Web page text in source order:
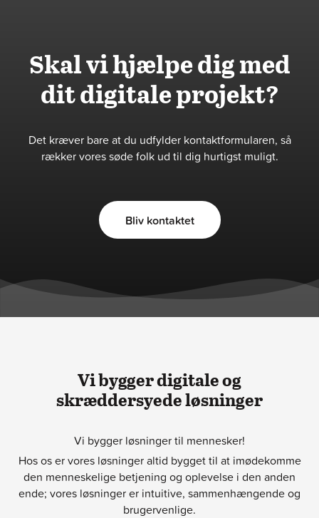
Skal vi hjælpe dig med
dit digitale projekt?
Det kræver bare at du udfylder kontaktformularen, så
rækker vores søde folk ud til dig hurtigst muligt.
Bliv kontaktet
Vi bygger digitale og
skræddersyede løsninger
Vi bygger løsninger til mennesker!
Hos os er vores løsninger altid bygget til at imødekomme
den menneskelige betjening og oplevelse i den anden
ende; vores løsninger er intuitive, sammenhængende og
brugervenlige.